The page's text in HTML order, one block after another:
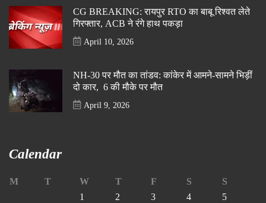
CG BREAKING: रायपुर RTO का बाबू रिश्वत लेते
गिरफ्तार, ACB ने रंगे हाथ पकड़ा
April 10, 2026
NH-30 पर मौत का तांडव: कांकेर में आमने-सामने भिड़ीं
दो कार, 6 की मौके पर मौत
April 9, 2026
Calendar
M T W T F S
S
1
2 3 4
5